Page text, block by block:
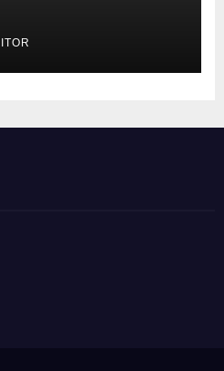
de IA
con Chef